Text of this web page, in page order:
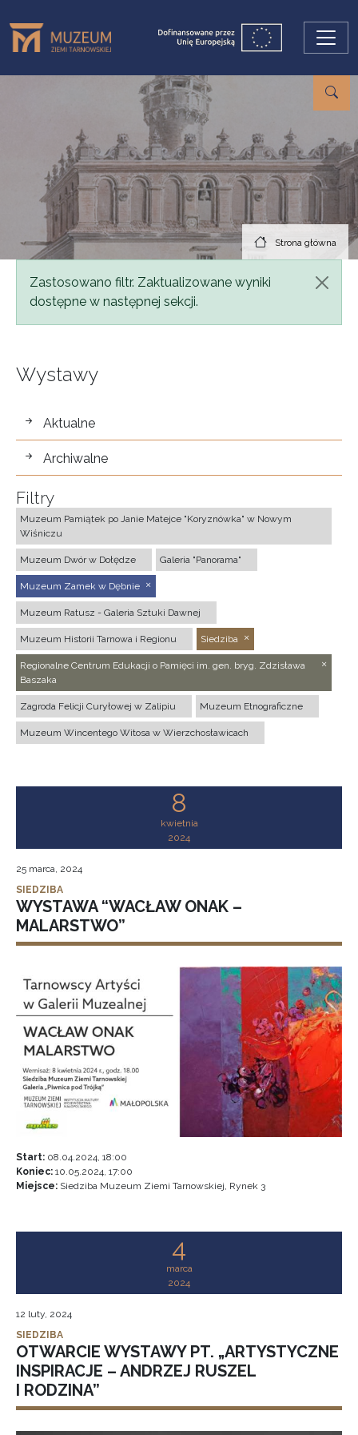
Strona główna
Komunikat
Zastosowano filtr. Zaktualizowane wyniki
dostępne w następnej sekcji.
Wystawy
wystawy
Aktualne
Archiwalne
Filtry
Muzeum Pamiątek po Janie Matejce "Koryznówka" w Nowym
Wiśniczu
Muzeum Dwór w Dołędze Galeria "Panorama"
Muzeum Zamek w Dębnie
Muzeum Ratusz - Galeria Sztuki Dawnej
Muzeum Historii Tarnowa i Regionu Siedziba
Regionalne Centrum Edukacji o Pamięci im. gen. bryg. Zdzisława
Baszaka
Zagroda Felicji Curyłowej w Zalipiu Muzeum Etnograficzne
Muzeum Wincentego Witosa w Wierzchosławicach
8
kwietnia
2024
25 marca, 2024
SIEDZIBA
WYSTAWA “WACŁAW ONAK –
MALARSTWO”
Start: 08.04.2024, 18:00
Koniec: 10.05.2024, 17:00
Miejsce: Siedziba Muzeum Ziemi Tarnowskiej, Rynek 3
4
marca
2024
12 luty, 2024
SIEDZIBA
OTWARCIE WYSTAWY PT. „ARTYSTYCZNE
INSPIRACJE – ANDRZEJ RUSZEL
I RODZINA”